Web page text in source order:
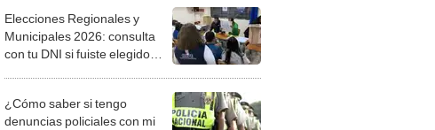
Elecciones Regionales y
Municipales 2026: consulta
con tu DNI si fuiste elegido
la ONPE
¿Cómo saber si tengo
denuncias policiales con mi